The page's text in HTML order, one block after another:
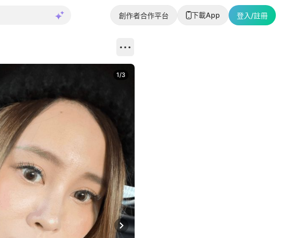
創作者合作平台 下載App 登入/註冊
Next slide
1/3